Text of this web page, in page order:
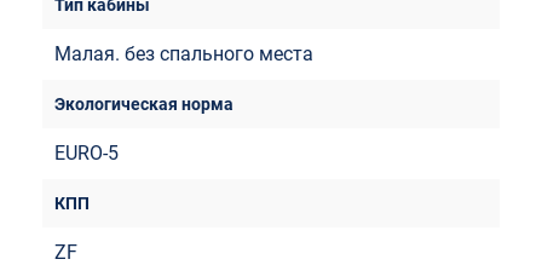
Малая. без спального места
EURO-5
ZF